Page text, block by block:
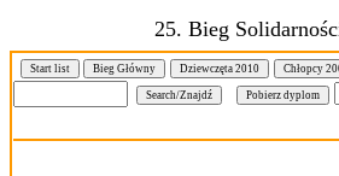
25. Bieg
Start list Bieg Główny Dziewczęta 2010 Chłopcy